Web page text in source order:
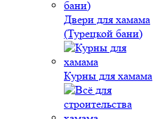
Двери для хамама
(Турецкой бани)
Курны для хамама